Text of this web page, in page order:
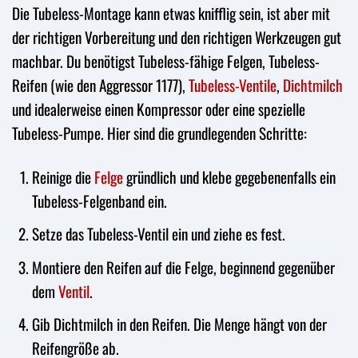
Die Tubeless-Montage kann etwas knifflig sein, ist aber mit
der richtigen Vorbereitung und den richtigen Werkzeugen gut
machbar. Du benötigst Tubeless-fähige Felgen, Tubeless-
Reifen (wie den Aggressor 1177),Tubeless-Ventile, Dichtmilch
und idealerweise einen Kompressor oder eine spezielle
Tubeless-Pumpe. Hier sind die grundlegenden Schritte:
Reinige dieFelgegründlich und klebe gegebenenfalls ein
Tubeless-Felgenband ein.
Setze das Tubeless-Ventil ein und ziehe es fest.
Montiere den Reifen auf die Felge, beginnend gegenüber
demVentil.
Gib Dichtmilch in den Reifen. Die Menge hängt von der
Reifengröße ab.